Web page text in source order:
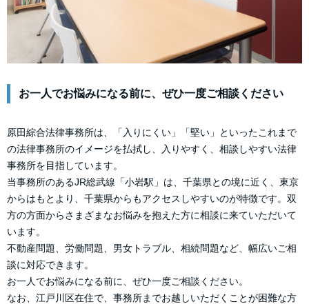
お一人でお悩みになる前に、ぜひ一度ご相談ください
原田綜合法律事務所は、「入りにくい」「堅い」といったこれまで
の法律事務所のイメージを払拭し、入りやすく、相談しやすい法律
事務所を目指しています。
当事務所のあるJR総武線「小岩駅」は、千葉県との境に近く、東京
からはもとより、千葉県からもアクセスしやすいのが特徴です。双
方の方面からさまざまなお悩みを抱えた方に相談に来ていただいて
います。
不動産問題、労働問題、男女トラブル、相続問題など、幅広いご相
談に対応できます。
お一人でお悩みになる前に、ぜひ一度ご相談ください。
なお、江戸川区在住で、事務所までお越しいただくことが困難な方